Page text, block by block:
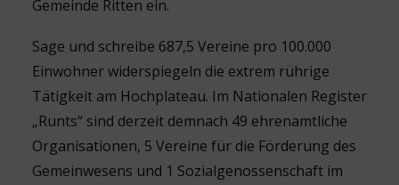
Gemeinde Ritten ein.
Sage und schreibe 687,5 Vereine pro 100.000
Einwohner widerspiegeln die extrem rührige
Tätigkeit am Hochplateau. Im Nationalen Register
„Runts“ sind derzeit demnach 49 ehrenamtliche
Organisationen, 5 Vereine für die Förderung des
Gemeinwesens und 1 Sozialgenossenschaft im